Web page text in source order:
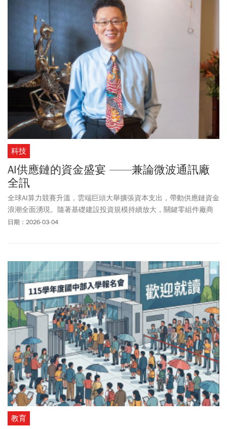
科技
AI供應鏈的資金盛宴 ——兼論微波通訊廠
全訊
全球AI算力競賽升溫，雲端巨頭大舉擴張資本支出，帶動供應鏈資金
浪潮全面湧現。隨著基礎建設投資規模持續放大，關鍵零組件廠商
的成長動能也逐步浮現。
日期：2026-03-04
教育